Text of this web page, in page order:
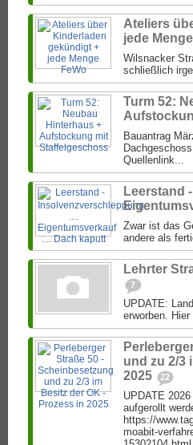
Ateliers
jede
Wilsnacker
schließlich
Turm 52:
Bauantrag
Quellenlink...
Leerstand
Zwar ist das
andere als
Lehrter
7
UPDATE:
erworben.
und zu 2/3
2025
22
UPDATE
aufgerollt
https://
moabit-